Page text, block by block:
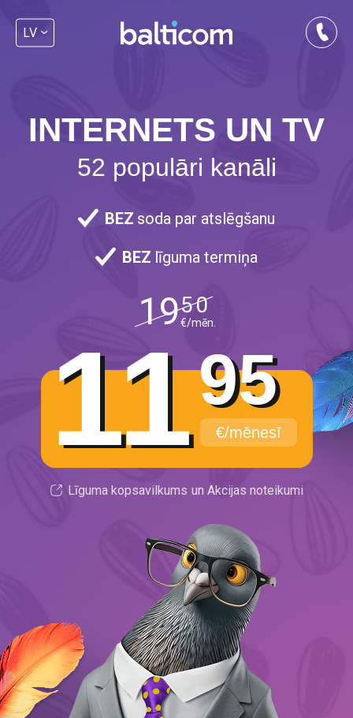
LV
INTERNETS UN TV
52 populāri kanāli
BEZ soda par atslēgšanu
BEZ līguma termiņa
1195
€/mēnesī
1950
€/mēn.
Līguma kopsavilkums un Akcijas noteikumi